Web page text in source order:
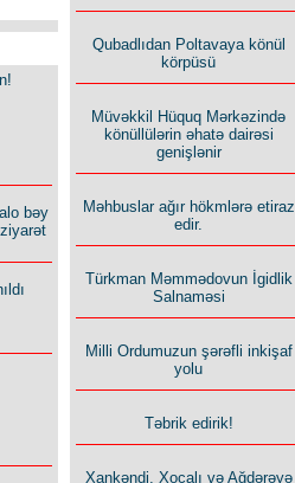
bəy
Qubadlıdan Poltavaya könül
körpüsü
Müvəkkil Hüquq Mərkəzində
könüllülərin əhatə dairəsi
genişlənir
Məhbuslar ağır hökmlərə etiraz
edir.
Türkman Məmmədovun İgidlik
Salnaməsi
Milli Ordumuzun şərəfli inkişaf
yolu
Təbrik edirik!
Xankəndi, Xocalı və Ağdərəyə